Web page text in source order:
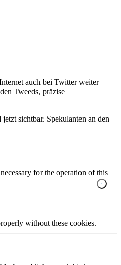
auch bei Twitter weiter
Tweeds, präzise
sichtbar. Spekulanten an den
for the operation of this
without these cookies.